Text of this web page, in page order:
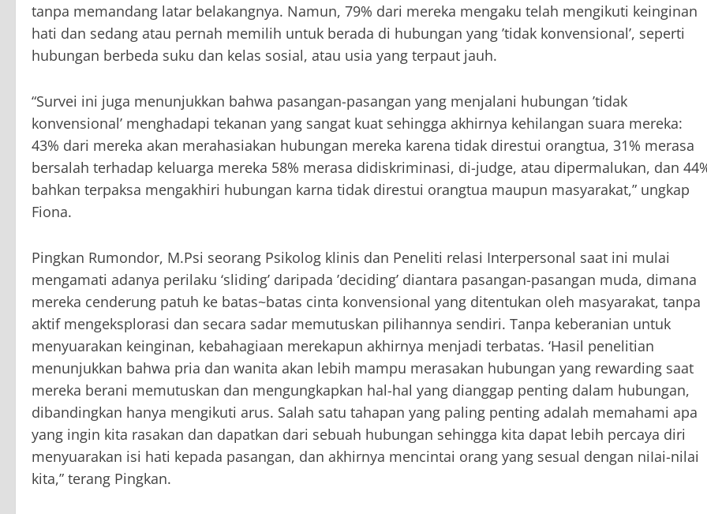
tanpa memandang latar belakangnya. Namun, 79% dari mereka mengaku telah mengikuti keinginan
hati dan sedang atau pernah memilih untuk berada di hubungan yang ’tidak konvensional’, seperti
hubungan berbeda suku dan kelas sosial, atau usia yang terpaut jauh.
“Survei ini juga menunjukkan bahwa pasangan-pasangan yang menjalani hubungan ’tidak
konvensional’ menghadapi tekanan yang sangat kuat sehingga akhirnya kehilangan suara mereka:
43% dari mereka akan merahasiakan hubungan mereka karena tidak direstui orangtua, 31% merasa
bersalah terhadap keluarga mereka 58% merasa didiskriminasi, di-judge, atau dipermalukan, dan
bahkan terpaksa mengakhiri hubungan karna tidak direstui orangtua maupun masyarakat,” ungkap
Fiona.
Pingkan Rumondor, M.Psi seorang Psikolog klinis dan Peneliti relasi Interpersonal saat ini mulai
mengamati adanya perilaku ‘sliding’ daripada ’deciding’ diantara pasangan-pasangan muda, dimana
mereka cenderung patuh ke batas~batas cinta konvensional yang ditentukan oleh masyarakat, tanpa
aktif mengeksplorasi dan secara sadar memutuskan pilihannya sendiri. Tanpa keberanian untuk
menyuarakan keinginan, kebahagiaan merekapun akhirnya menjadi terbatas. ‘Hasil penelitian
menunjukkan bahwa pria dan wanita akan lebih mampu merasakan hubungan yang rewarding saat
mereka berani memutuskan dan mengungkapkan hal-hal yang dianggap penting dalam hubungan,
dibandingkan hanya mengikuti arus. Salah satu tahapan yang paling penting adalah memahami apa
yang ingin kita rasakan dan dapatkan dari sebuah hubungan sehingga kita dapat lebih percaya diri
menyuarakan isi hati kepada pasangan, dan akhirnya mencintai orang yang sesual dengan niIai-nilai
kita,” terang Pingkan.